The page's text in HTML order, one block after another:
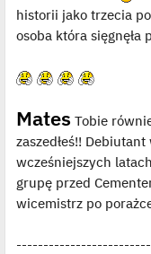
historii jako trzecia
osoba która sięgnęła
Mates Tobie
zaszedłeś!!
wcześniejszych
grupę przed
wicemistrz po